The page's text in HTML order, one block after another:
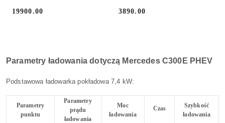
Cena:
19900.00
Cena:
3890.00
Parametry ładowania dotyczą Mercedes C300E PHEV
Podstawowa ładowarka pokładowa 7,4 kW:
Parametry
punktu
Parametry
prądu
ładowania
Moc
ładowania
Czas
Szybkość
ładowania